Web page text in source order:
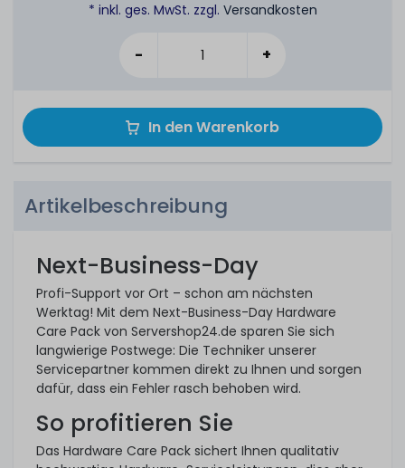
* inkl. ges. MwSt. zzgl. Versandkosten
- +
In den Warenkorb
Artikelbeschreibung
Next-Business-Day
Profi-Support vor Ort – schon am nächsten
Werktag! Mit dem Next-Business-Day Hardware
Care Pack von Servershop24.de sparen Sie sich
langwierige Postwege: Die Techniker unserer
Servicepartner kommen direkt zu Ihnen und sorgen
dafür, dass ein Fehler rasch behoben wird.
So profitieren Sie
Das Hardware Care Pack sichert Ihnen qualitativ